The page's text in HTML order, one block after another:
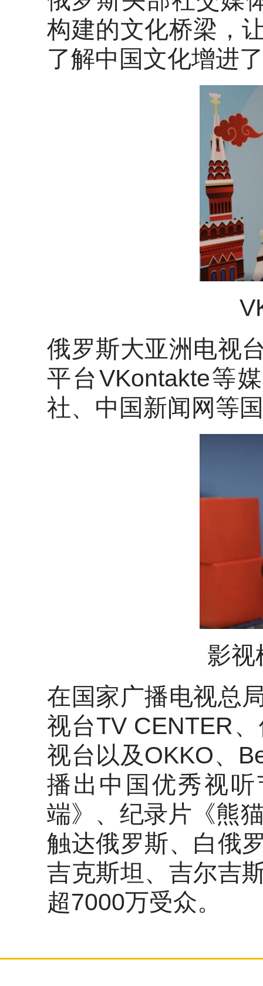
构建的文化桥梁，
了解中国文化增进
俄罗斯大亚洲电视
平台VKontakte等
社、中国新闻网等
影视
在国家广播电视总
视台TV CENTER
视台以及OKKO、
播出中国优秀视
端》、纪录片《熊
触达俄罗斯、白俄
吉克斯坦、吉尔吉
超7000万受众。